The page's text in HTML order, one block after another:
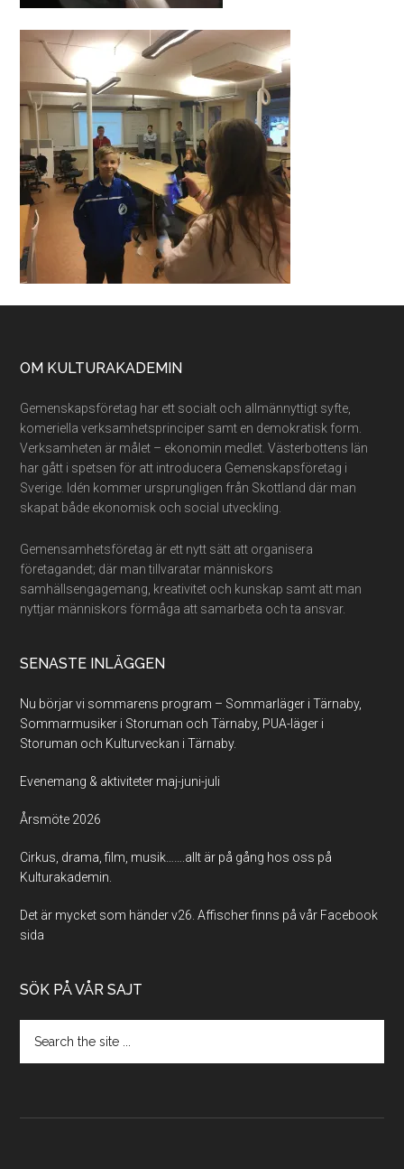
Footer
OM KULTURAKADEMIN
Gemenskapsföretag har ett socialt och allmännyttigt syfte,
komeriella verksamhetsprinciper samt en demokratisk form.
Verksamheten är målet – ekonomin medlet. Västerbottens län
har gått i spetsen för att introducera Gemenskapsföretag i
Sverige. Idén kommer ursprungligen från Skottland där man
skapat både ekonomisk och social utveckling.
Gemensamhetsföretag är ett nytt sätt att organisera
företagandet; där man tillvaratar människors
samhällsengagemang, kreativitet och kunskap samt att man
nyttjar människors förmåga att samarbeta och ta ansvar.
SENASTE INLÄGGEN
Nu börjar vi sommarens program – Sommarläger i Tärnaby,
Sommarmusiker i Storuman och Tärnaby, PUA-läger i
Storuman och Kulturveckan i Tärnaby.
Evenemang & aktiviteter maj-juni-juli
Årsmöte 2026
Cirkus, drama, film, musik…….allt är på gång hos oss på
Kulturakademin.
Det är mycket som händer v26. Affischer finns på vår Facebook
sida
SÖK PÅ VÅR SAJT
the